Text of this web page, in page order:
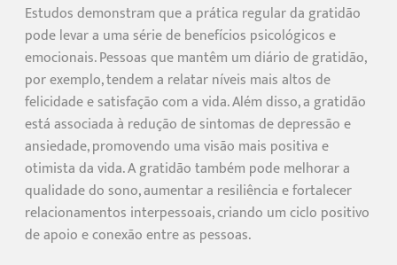
Estudos demonstram que a prática regular da gratidão
pode levar a uma série de benefícios psicológicos e
emocionais. Pessoas que mantêm um diário de gratidão,
por exemplo, tendem a relatar níveis mais altos de
felicidade e satisfação com a vida. Além disso, a gratidão
está associada à redução de sintomas de depressão e
ansiedade, promovendo uma visão mais positiva e
otimista da vida. A gratidão também pode melhorar a
qualidade do sono, aumentar a resiliência e fortalecer
relacionamentos interpessoais, criando um ciclo positivo
de apoio e conexão entre as pessoas.